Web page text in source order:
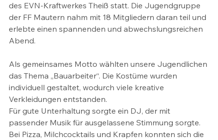
des EVN-Kraftwerkes Theiß statt. Die Jugendgruppe
der FF Mautern nahm mit 18 Mitgliedern daran teil und
erlebte einen spannenden und abwechslungsreichen
Abend.
Als gemeinsames Motto wählten unsere Jugendlichen
das Thema „Bauarbeiter“. Die Kostüme wurden
individuell gestaltet, wodurch viele kreative
Verkleidungen entstanden.
Für gute Unterhaltung sorgte ein DJ, der mit
passender Musik für ausgelassene Stimmung sorgte.
Bei Pizza, Milchcocktails und Krapfen konnten sich die